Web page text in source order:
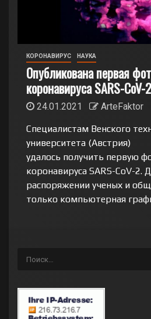
КОРОНАВИРУС НАУКА
Опубликована первая
коронавируса SARS-CoV-2
24.01.2021
ArteFaktor
Специалистам Венского
университета (Австрия)
удалось получить первую
коронавируса SARS-CoV-2.
распоряжении ученых и
только компьютерная